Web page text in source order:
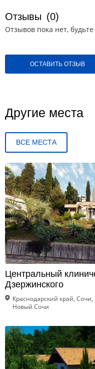
Отзывы (0)
Отзывов пока нет,
ОСТАВИТЬ ОТЗЫВ
Другие места
ВСЕ МЕСТА
Центральный
Дзержинского
Краснодарский край,
Новый Сочи